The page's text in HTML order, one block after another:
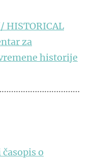
HISTORICAL
za
historije
o